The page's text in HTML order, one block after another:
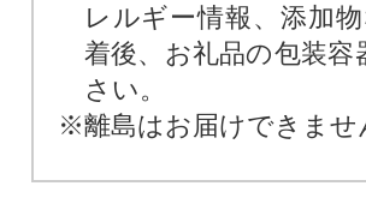
レルギー情報、添加
着後、お礼品の包装
さい。
※離島はお届けできませ